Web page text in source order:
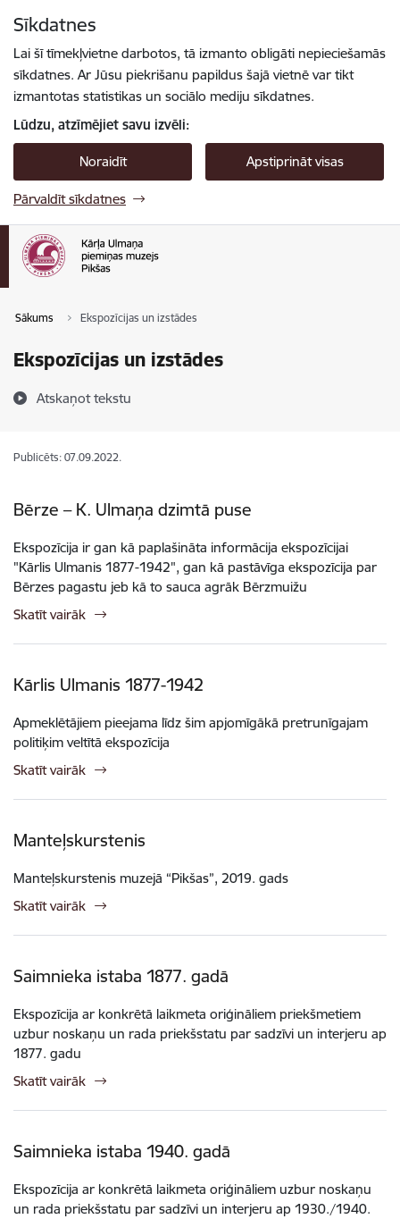
Sīkdatnes
Lai šī tīmekļvietne darbotos, tā izmanto obligāti nepieciešamās
sīkdatnes. Ar Jūsu piekrišanu papildus šajā vietnē var tikt
izmantotas statistikas un sociālo mediju sīkdatnes.
Lūdzu, atzīmējiet savu izvēli:
Noraidīt Apstiprināt visas
Pārvaldīt sīkdatnes
Sākums Ekspozīcijas un izstādes
Ekspozīcijas un izstādes
Atskaņot tekstu
Publicēts: 07.09.2022.
Bērze – K. Ulmaņa dzimtā puse
Ekspozīcija ir gan kā paplašināta informācija ekspozīcijai
"Kārlis Ulmanis 1877-1942", gan kā pastāvīga ekspozīcija par
Bērzes pagastu jeb kā to sauca agrāk Bērzmuižu
Skatīt vairāk
Kārlis Ulmanis 1877-1942
Apmeklētājiem pieejama līdz šim apjomīgākā pretrunīgajam
politiķim veltītā ekspozīcija
Skatīt vairāk
Manteļskurstenis
Manteļskurstenis muzejā “Pikšas”, 2019. gads
Skatīt vairāk
Saimnieka istaba 1877. gadā
Ekspozīcija ar konkrētā laikmeta oriģināliem priekšmetiem
uzbur noskaņu un rada priekšstatu par sadzīvi un interjeru ap
1877. gadu
Skatīt vairāk
Saimnieka istaba 1940. gadā
Ekspozīcija ar konkrētā laikmeta oriģināliem uzbur noskaņu
un rada priekšstatu par sadzīvi un interjeru ap 1930./1940.